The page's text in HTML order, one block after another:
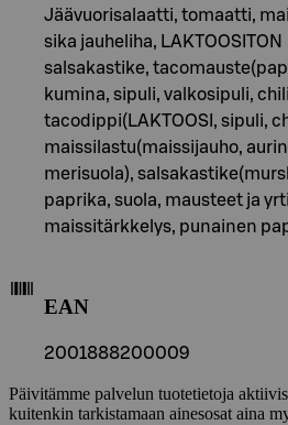
Jäävuorisalaatti, tomaatti,
sika jauheliha,
salsakastike,
kumina, sipuli, valkosipuli,
tacodippi(LAKTOOSI, sipuli,
maissilastu(maissijauho,
merisuola),
paprika, suola, mausteet ja
maissitärkkelys, punainen
EAN
2001888200009
Päivitämme palvelun tuotetietoja
kuitenkin tarkistamaan ainesosat aina